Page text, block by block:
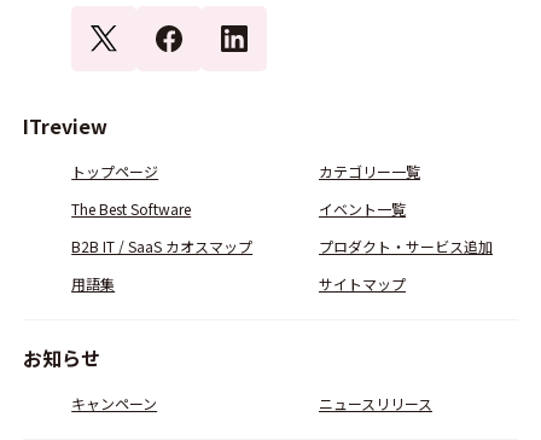
ITreview
トップページ
カテゴリー一覧
The Best Software
イベント一覧
B2B IT / SaaS カオスマップ
プロダクト・サービス追加
用語集
サイトマップ
お知らせ
キャンペーン ニュースリリース